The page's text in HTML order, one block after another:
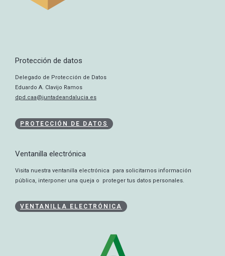
Protección de datos
Delegado de Protección de Datos
Eduardo A. Clavijo Ramos
dpd.caa@juntadeandalucia.es
PROTECCIÓN DE DATOS
Ventanilla electrónica
Visita nuestra ventanilla electrónica para solicitarnos información
pública, interponer una queja o proteger tus datos personales.
VENTANILLA ELECTRÓNICA